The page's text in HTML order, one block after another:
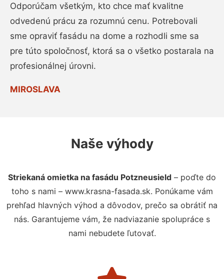
Odporúčam všetkým, kto chce mať kvalitne
odvedenú prácu za rozumnú cenu. Potrebovali
sme opraviť fasádu na dome a rozhodli sme sa
pre túto spoločnosť, ktorá sa o všetko postarala na
profesionálnej úrovni.
MIROSLAVA
Naše výhody
Striekaná omietka na fasádu Potzneusield – poďte do
toho s nami – www.krasna-fasada.sk. Ponúkame vám
prehľad hlavných výhod a dôvodov, prečo sa obrátiť na
nás. Garantujeme vám, že nadviazanie spolupráce s
nami nebudete ľutovať.